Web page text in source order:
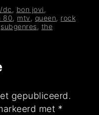
dc , bon jovi,
80, mtv , queen, rock
subgenres, the
gepubliceerd.
met *